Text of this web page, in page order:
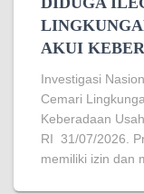
AKUI
Investigasi
Cemari
Keberadaan
RI 31/07/2026.
memiliki izin dan